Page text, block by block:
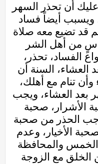
أن تحذر السهر
أيضاً فساد
قد تضيع معه صلاة
من أهل الشر
الفساد، تحذر،
السنة أن
تنام مع أهلك،
بعد العشاء، ويجب
الأشرار، صحبة
الحذر من صحبة
الأخيار، وعدم
الخمس والمحافظة
الخلق مع الزوجة